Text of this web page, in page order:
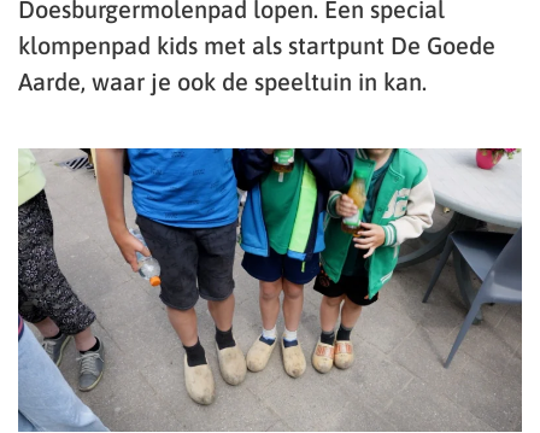
Doesburgermolenpad lopen. Een special
klompenpad kids met als startpunt De Goede
Aarde, waar je ook de speeltuin in kan.